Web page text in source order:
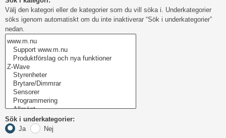
Välj den kategori eller de kategorier som du vill söka i. Underkategorier
söks igenom automatiskt om du inte inaktiverar “Sök i underkategorier”
nedan.
Sök i underkategorier:
Ja
Nej